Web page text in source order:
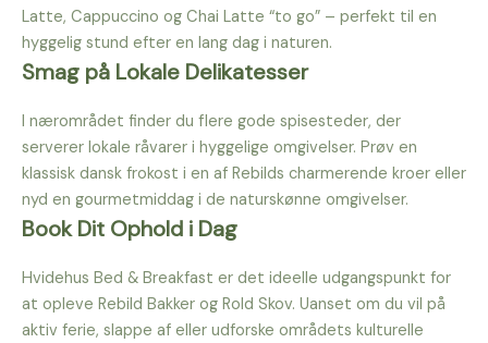
Latte, Cappuccino og Chai Latte “to go” – perfekt til en
hyggelig stund efter en lang dag i naturen.
Smag på Lokale Delikatesser
I nærområdet finder du flere gode spisesteder, der
serverer lokale råvarer i hyggelige omgivelser. Prøv en
klassisk dansk frokost i en af Rebilds charmerende kroer eller
nyd en gourmetmiddag i de naturskønne omgivelser.
Book Dit Ophold i Dag
Hvidehus Bed & Breakfast er det ideelle udgangspunkt for
at opleve Rebild Bakker og Rold Skov. Uanset om du vil på
aktiv ferie, slappe af eller udforske områdets kulturelle